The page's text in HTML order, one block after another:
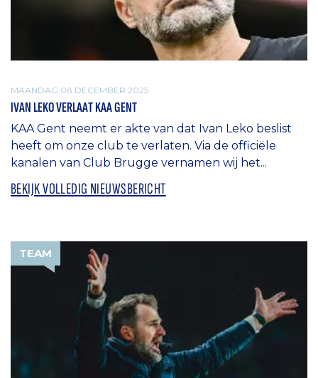
MAANDAG 08 DECEMBER 2025
IVAN LEKO VERLAAT KAA GENT
KAA Gent neemt er akte van dat Ivan Leko beslist
heeft om onze club te verlaten. Via de officiële
kanalen van Club Brugge vernamen wij het...
BEKIJK VOLLEDIG NIEUWSBERICHT
TEAM